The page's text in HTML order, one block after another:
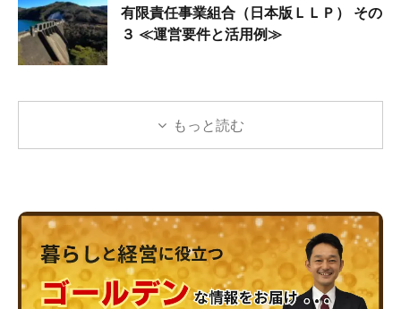
有限責任事業組合（日本版ＬＬＰ） その
３ ≪運営要件と活用例≫
もっと読む